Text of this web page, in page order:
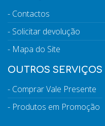
Contactos
Solicitar devolução
Mapa do Site
OUTROS SERVIÇOS
Comprar Vale Presente
Produtos em Promoção